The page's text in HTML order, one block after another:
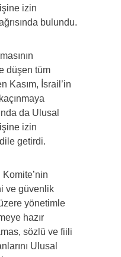
izin
bulundu.
düşen tüm
Kasım, İsrail’in
da Ulusal
izin
getirdi.
Komite’nin
ve güvenlik
yönetimle
hazır
sözlü ve fiili
Ulusal